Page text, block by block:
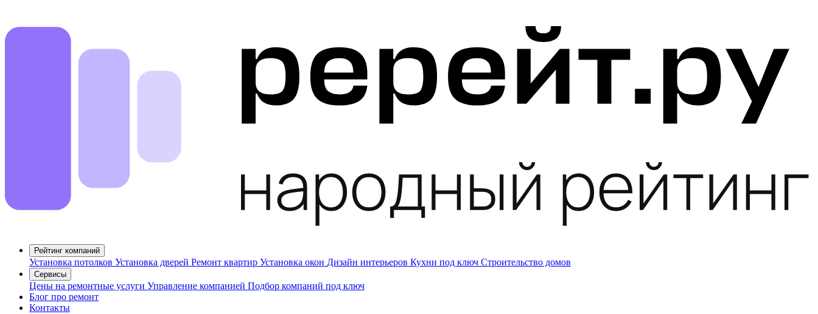
Рейтинг компаний
Установка потолков Установка дверей Ремонт квартир Установка окон Дизайн интерьеров Кухни под ключ Строительство домов
Сервисы
Цены на ремонтные услуги Управление компанией Подбор компаний под ключ
Блог про ремонт
Контакты